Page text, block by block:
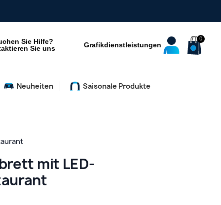
Sie Hilfe?
Sie uns
Grafikdienstleistungen
Neuheiten Saisonale Produkte
mit LED-